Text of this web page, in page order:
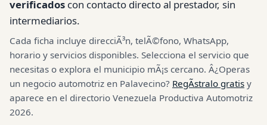
verificados con contacto directo al prestador, sin
intermediarios.
Cada ficha incluye direcciÃ³n, telÃ©fono, WhatsApp,
horario y servicios disponibles. Selecciona el servicio que
necesitas o explora el municipio mÃ¡s cercano. Â¿Operas
un negocio automotriz en Palavecino? RegÃ­stralo gratis y
aparece en el directorio Venezuela Productiva Automotriz
2026.